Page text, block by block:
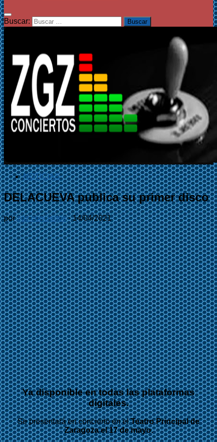
Buscar:
NOTICIAS
DELACUEVA publica su primer disco
porzgz conciertos ·14/04/2021
Ya disponible en todas las plataformas
digitales.
Se presentará en concierto en elTeatro Principal de
Zaragoza el 17 de mayo.